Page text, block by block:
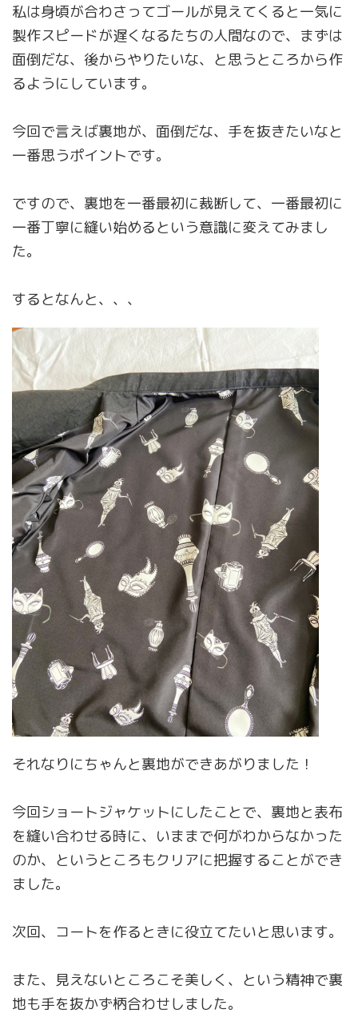
私は身頃が合わさってゴールが見えてくると一気に
製作スピードが遅くなるたちの人間なので、まずは
面倒だな、後からやりたいな、と思うところから作
るようにしています。
今回で言えば裏地が、面倒だな、手を抜きたいなと
一番思うポイントです。
ですので、裏地を一番最初に裁断して、一番最初に
一番丁寧に縫い始めるという意識に変えてみまし
た。
するとなんと、、、
それなりにちゃんと裏地ができあがりました！
今回ショートジャケットにしたことで、裏地と表布
を縫い合わせる時に、いままで何がわからなかった
のか、というところもクリアに把握することができ
ました。
次回、コートを作るときに役立てたいと思います。
また、見えないところこそ美しく、という精神で裏
地も手を抜かず柄合わせしました。